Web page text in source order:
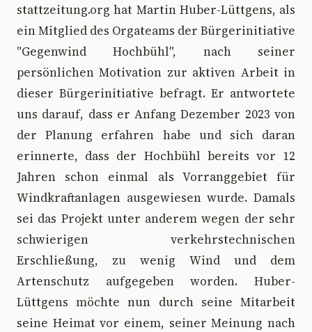
stattzeitung.org hat Martin Huber-Lüttgens, als
ein Mitglied des Orgateams der Bürgerinitiative
"Gegenwind Hochbühl", nach seiner
persönlichen Motivation zur aktiven Arbeit in
dieser Bürgerinitiative befragt. Er antwortete
uns darauf, dass er Anfang Dezember 2023 von
der Planung erfahren habe und sich daran
erinnerte, dass der Hochbühl bereits vor 12
Jahren schon einmal als Vorranggebiet für
Windkraftanlagen ausgewiesen wurde. Damals
sei das Projekt unter anderem wegen der sehr
schwierigen verkehrstechnischen
Erschließung, zu wenig Wind und dem
Artenschutz aufgegeben worden. Huber-
Lüttgens möchte nun durch seine Mitarbeit
seine Heimat vor einem, seiner Meinung nach